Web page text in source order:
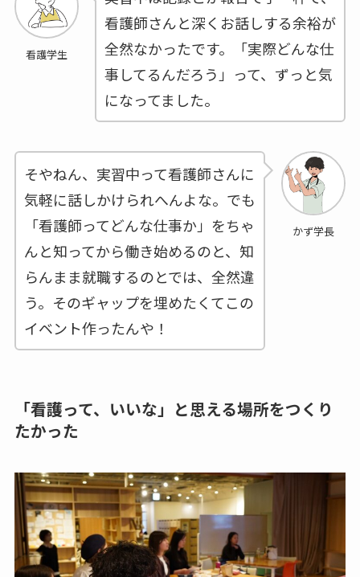
看護学生
看護師さんと深くお話しする余裕が
全然なかったです。「実際どんな仕
事してるんだろう」って、ずっと気
になってました。
かず学長
そやねん、実習中って看護師さんに
気軽に話しかけられへんよな。でも
「看護師ってどんな仕事か」をちゃ
んと知ってから働き始めるのと、知
らんまま就職するのとでは、全然違
う。そのギャップを埋めたくてこの
イベント作ったんや！
「看護って、いいな」と思える場所をつくり
たかった